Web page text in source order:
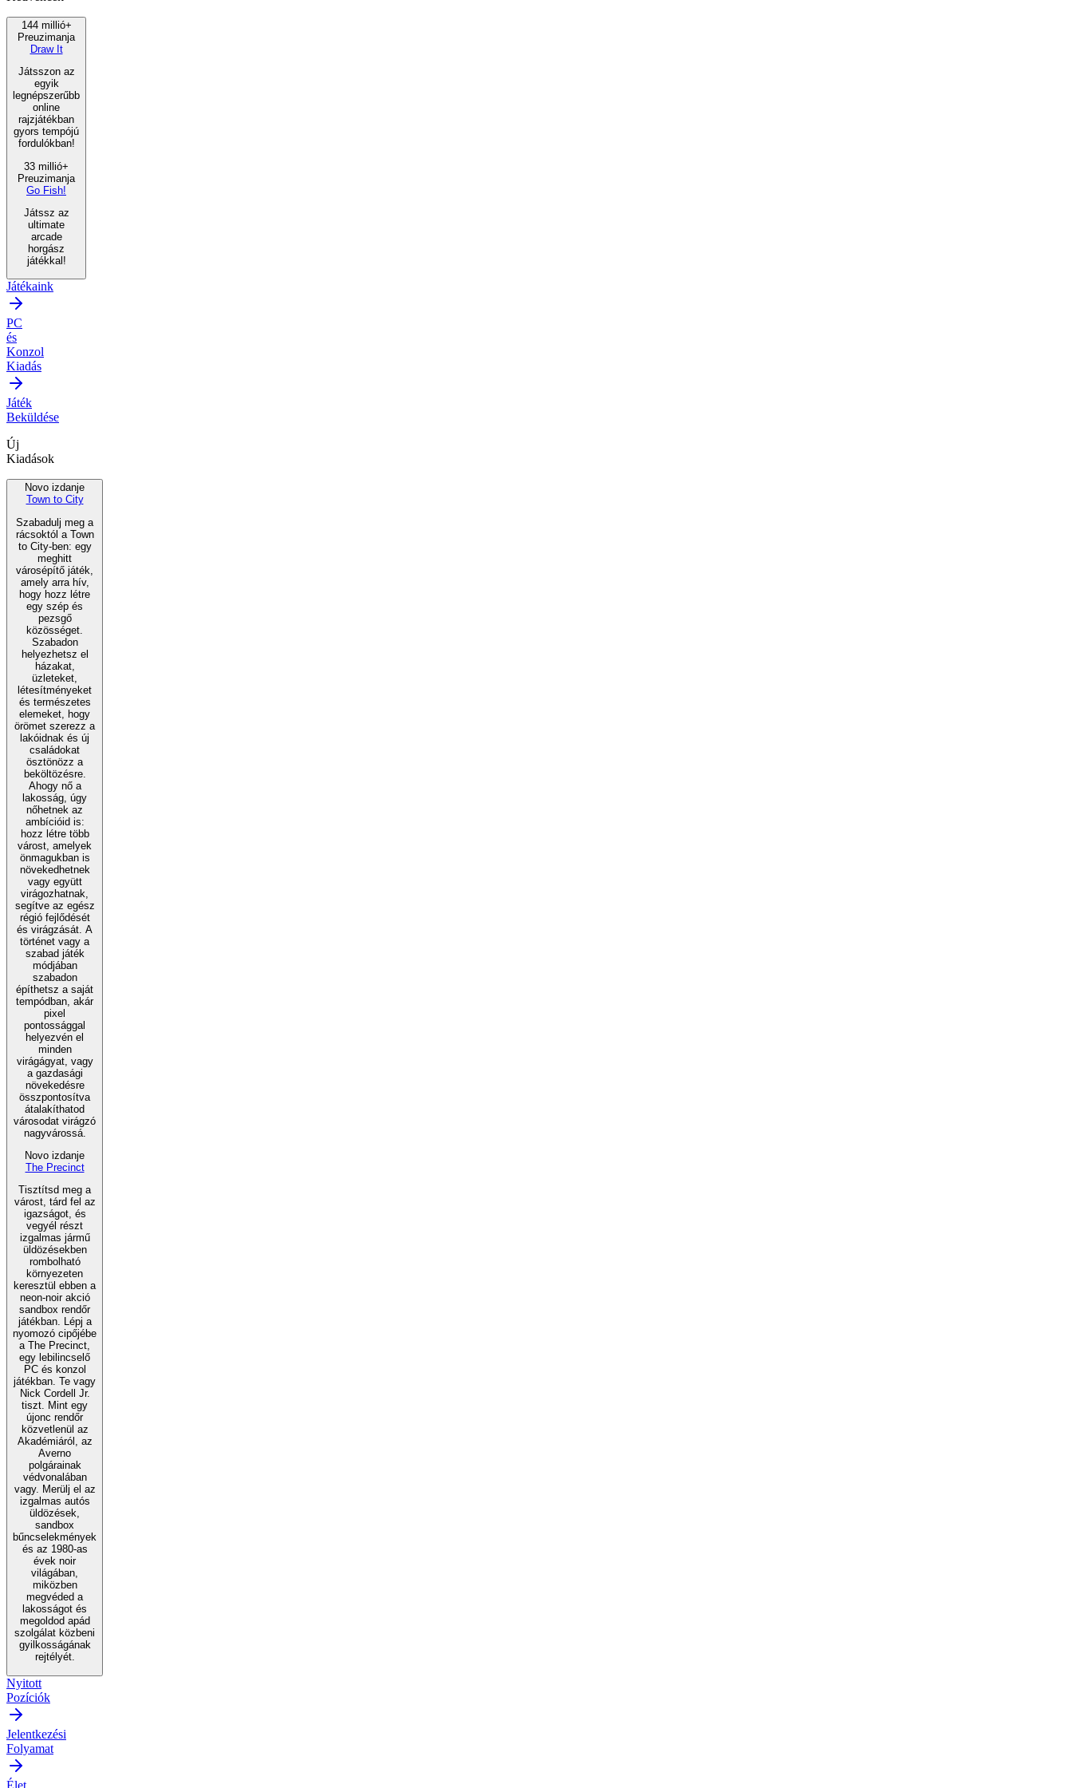
144 millió+
Preuzimanja
Draw It
Játsszon az
egyik
legnépszerűbb
online
rajzjátékban
gyors tempójú
fordulókban!
33 millió+
Preuzimanja
Go Fish!
Játssz az
ultimate
arcade
horgász
játékkal!
Játékaink
PC
és
Konzol
Kiadás
Játék
Beküldése
Új
Kiadások
Novo izdanje
Town to City
Szabadulj meg a
rácsoktól a Town
to City-ben: egy
meghitt
városépítő játék,
amely arra hív,
hogy hozz létre
egy szép és
pezsgő
közösséget.
Szabadon
helyezhetsz el
házakat,
üzleteket,
létesítményeket
és természetes
elemeket, hogy
örömet szerezz a
lakóidnak és új
családokat
ösztönözz a
beköltözésre.
Ahogy nő a
lakosság, úgy
nőhetnek az
ambícióid is:
hozz létre több
várost, amelyek
önmagukban is
növekedhetnek
vagy együtt
virágozhatnak,
segítve az egész
régió fejlődését
és virágzását. A
történet vagy a
szabad játék
módjában
szabadon
építhetsz a saját
tempódban, akár
pixel
pontossággal
helyezvén el
minden
virágágyat, vagy
a gazdasági
növekedésre
összpontosítva
átalakíthatod
városodat virágzó
nagyvárossá.
Novo izdanje
The Precinct
Tisztítsd meg a
várost, tárd fel az
igazságot, és
vegyél részt
izgalmas jármű
üldözésekben
rombolható
környezeten
keresztül ebben a
neon-noir akció
sandbox rendőr
játékban. Lépj a
nyomozó cipőjébe
a The Precinct,
egy lebilincselő
PC és konzol
játékban. Te vagy
Nick Cordell Jr.
tiszt. Mint egy
újonc rendőr
közvetlenül az
Akadémiáról, az
Averno
polgárainak
védvonalában
vagy. Merülj el az
izgalmas autós
üldözések,
sandbox
bűncselekmények
és az 1980-as
évek noir
világában,
miközben
megvéded a
lakosságot és
megoldod apád
szolgálat közbeni
gyilkosságának
rejtélyét.
Nyitott
Pozíciók
Jelentkezési
Folyamat
Élet